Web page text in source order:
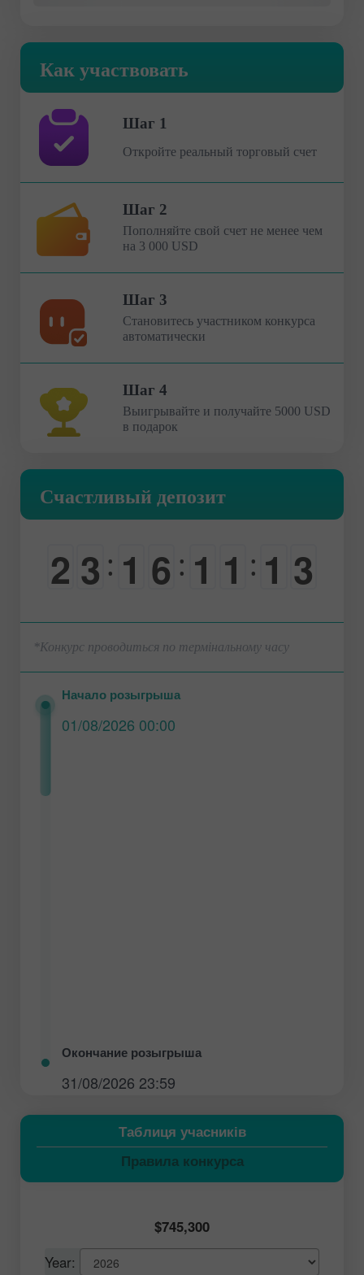
Как участвовать
Шаг 1
Откройте реальный торговый счет
Шаг 2
Пополняйте свой счет не менее чем
на 3 000 USD
Шаг 3
Становитесь участником конкурса
автоматически
Шаг 4
Выигрывайте и получайте 5000 USD
в подарок
Счастливый депозит
2 3 : 1 6 : 1 1 : 1 2
*Конкурс проводиться по термінальному часу
Начало розыгрыша
01/08/2026 00:00
Окончание розыгрыша
31/08/2026 23:59
Таблиця учасників
Правила конкурса
$745,300
Year: